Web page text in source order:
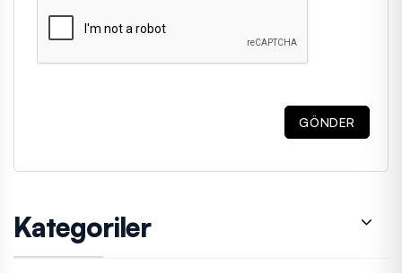
Kategoriler